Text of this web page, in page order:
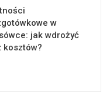
w
jak wdrożyć
kosztów?